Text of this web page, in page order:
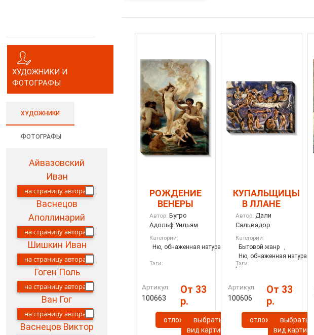
ХУДОЖНИКИ И
ФОТОГРАФЫ
ХУДОЖНИКИ
ФОТОГРАФЫ
Айвазовский
Иван
на страницу автора
Васнецов
Аполлинарий
на страницу автора
Шишкин Иван
на страницу автора
Гоген Поль
на страницу автора
Ван Гог
на страницу автора
Васнецов Виктор
РОЖДЕНИЕ
ВЕНЕРЫ
Автор: Бугро
Адольф Уильям
Категории:
Ню, обнаженная натура
Тэги:
Артикул:
100663
От 33
р.
отложитьвыбрать
вид картины
КУПАЛЬЩИЦЫ
В ЛЛАНЕ
Автор: Дали
Сальвадор
Категории:
Бытовой жанр
,
Ню, обнаженная натура
, ...
Тэги:
Артикул:
100606
От 33
р.
отложитьвыбрать
вид картины